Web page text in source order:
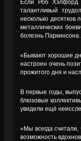
Если Роб Хэлфорд
талантливый
несколько десятков
металлических
болезнь
«Бывают хорошие
настроен очень
прожитого дня и
В первые годы,
блюзовые
увидели ещё
«Мы всегда
возможность